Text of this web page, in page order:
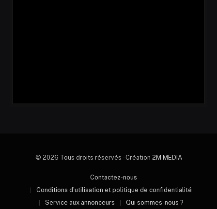
© 2026 Tous droits réservés - Création 2M MEDIA
Contactez-nous
Conditions d’utilisation et politique de confidentialité
Service aux annonceurs
Qui sommes-nous ?